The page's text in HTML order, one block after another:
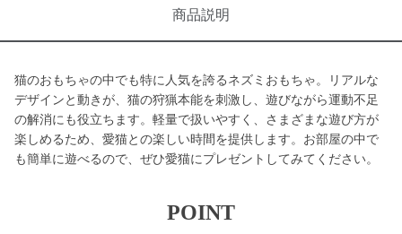
商品説明
猫のおもちゃの中でも特に人気を誇るネズミおもちゃ。リアルな
デザインと動きが、猫の狩猟本能を刺激し、遊びながら運動不足
の解消にも役立ちます。軽量で扱いやすく、さまざまな遊び方が
楽しめるため、愛猫との楽しい時間を提供します。お部屋の中で
も簡単に遊べるので、ぜひ愛猫にプレゼントしてみてください。
POINT